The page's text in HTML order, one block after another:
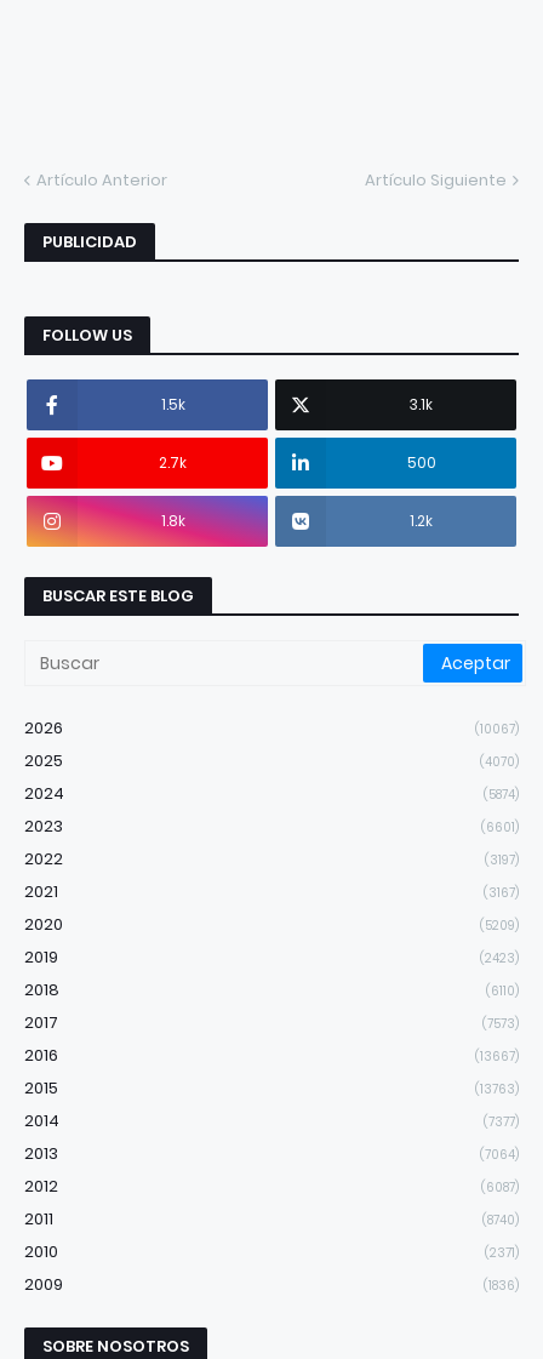
Artículo Anterior Artículo Siguiente
PUBLICIDAD
FOLLOW US
1.5k 3.1k
2.7k 500
1.8k 1.2k
BUSCAR ESTE BLOG
2026 (10067)
2025 (4070)
2024 (5874)
2023 (6601)
2022 (3197)
2021 (3167)
2020 (5209)
2019 (2423)
2018 (6110)
2017 (7573)
2016 (13667)
2015 (13763)
2014 (7377)
2013 (7064)
2012 (6087)
2011 (8740)
2010 (2371)
2009 (1836)
SOBRE NOSOTROS